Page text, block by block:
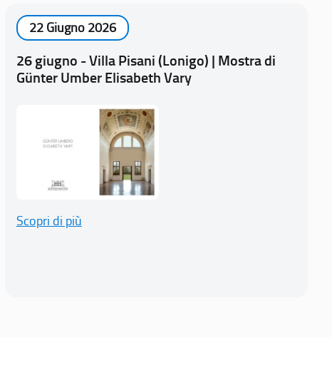
22 Giugno 2026
26 giugno - Villa Pisani (Lonigo) | Mostra di
Günter Umber Elisabeth Vary
Scopri di più